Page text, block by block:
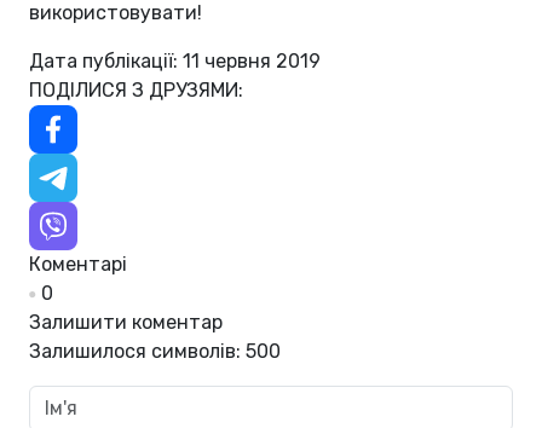
використовувати!
Дата публікації: 11 червня 2019
ПОДІЛИСЯ З ДРУЗЯМИ:
Коментарі
0
Залишити коментар
Залишилося символів: 500